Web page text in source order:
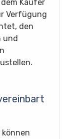
Käufer
Verfügung
den
und